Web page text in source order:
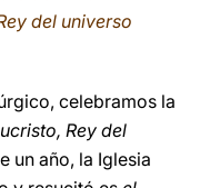
del universo
celebramos la
Rey del
un año, la Iglesia